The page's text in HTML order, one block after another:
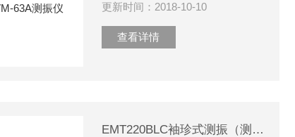
更新时间：2018-10-10
查看详情
EMT220BLC袖珍式测振（测温）仪